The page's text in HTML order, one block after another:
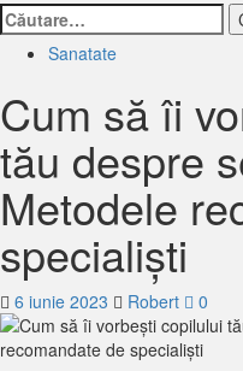
Caută
după:
Sanatate
Cum să îi
tău despre
Metodele
specialiști
6 iunie 2023 Robert 0